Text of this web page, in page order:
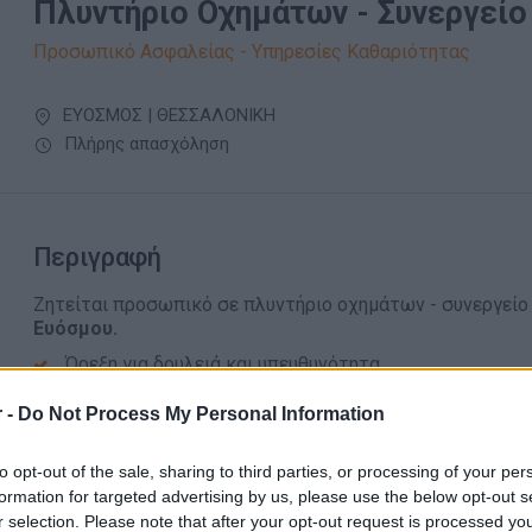
- Do Not Process My Personal Information
opt-out of the sale, sharing to third parties, or processing of your
for targeted advertising by us, please use the below opt-out
selection. Please note that after your opt-out request is processed
Πλυντήριο Οχημάτων -
Προσωπικό Ασφαλείας - Υπηρεσίες Καθαριότητας
ΕΥΟΣΜΟΣ | ΘΕΣΣΑΛΟΝΙΚΗ
Πλήρης απασχόληση
Περιγραφή
Ζητείται προσωπικό σε πλυντήριο οχημάτων -
Ευόσμου.
Όρεξη για δουλειά και υπευθυνότητα
Απαραίτητα Προσόντα